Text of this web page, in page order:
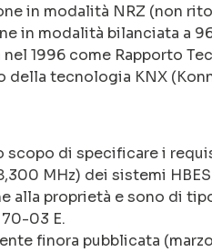
in modalità NRZ (non
in modalità bilanciata a
nel 1996 come Rapporto
della tecnologia KNX
scopo di specificare i
MHz) dei sistemi
alla proprietà e sono di
03 E.
finora pubblicata